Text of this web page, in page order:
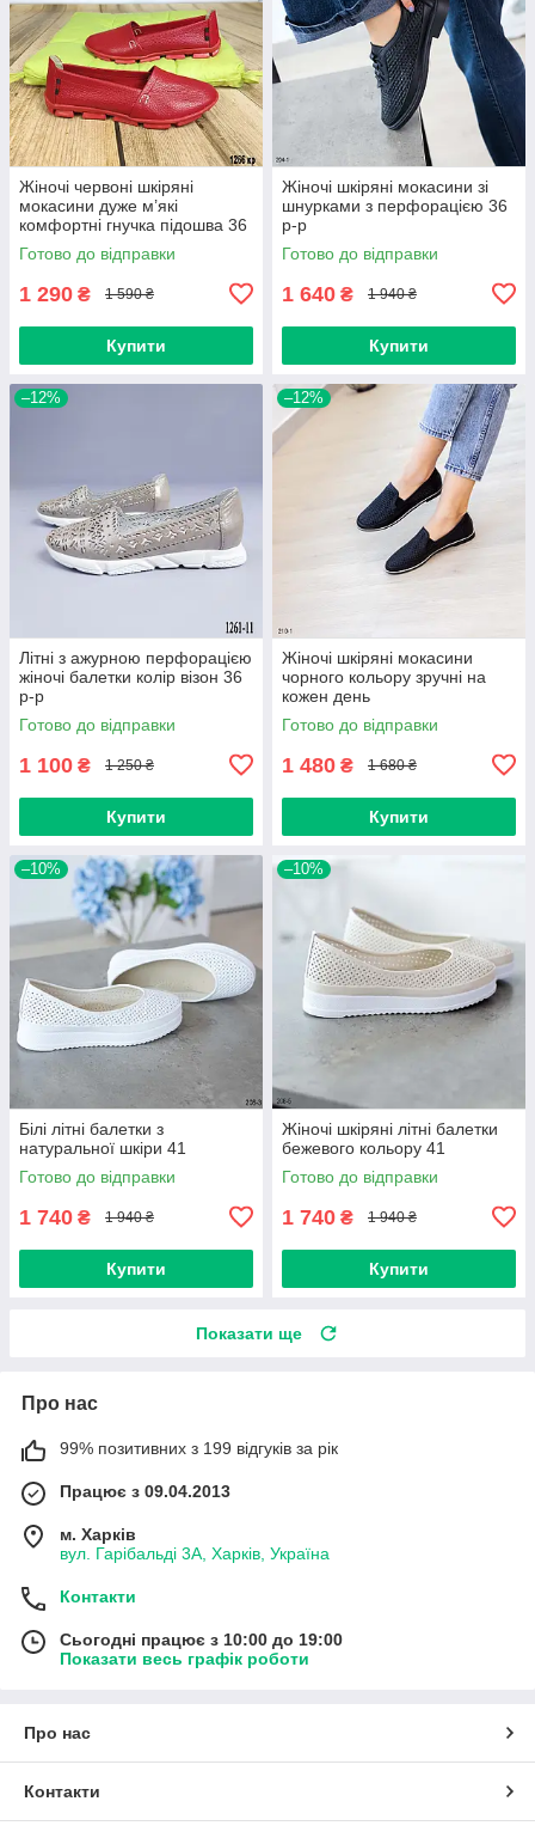
Жіночі червоні шкіряні
мокасини дуже м’які
комфортні гнучка підошва 36
р-р
Готово до відправки
1 290 ₴ 1 590 ₴
Купити
Жіночі шкіряні мокасини зі
шнурками з перфорацією 36
р-р
Готово до відправки
1 640 ₴ 1 940 ₴
Купити
–12%
Літні з ажурною перфорацією
жіночі балетки колір візон 36
р-р
Готово до відправки
1 100 ₴ 1 250 ₴
Купити
–12%
Жіночі шкіряні мокасини
чорного кольору зручні на
кожен день
Готово до відправки
1 480 ₴ 1 680 ₴
Купити
–10%
Білі літні балетки з
натуральної шкіри 41
Готово до відправки
1 740 ₴ 1 940 ₴
Купити
–10%
Жіночі шкіряні літні балетки
бежевого кольору 41
Готово до відправки
1 740 ₴ 1 940 ₴
Купити
Показати ще
Про нас
99% позитивних з 199 відгуків за рік
Працює з 09.04.2013
м. Харків
вул. Гарібальді 3А, Харків, Україна
Контакти
Сьогодні працює з 10:00 до 19:00
Показати весь графік роботи
Про нас
Контакти